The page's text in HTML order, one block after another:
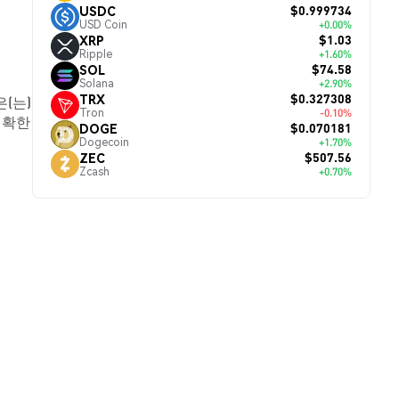
(는)
한
USDC
USD Coin
$0.999734
+0.00%
XRP
Ripple
$1.03
+1.60%
SOL
Solana
$74.58
+2.90%
TRX
Tron
$0.327308
-0.10%
DOGE
Dogecoin
$0.070181
+1.70%
ZEC
Zcash
$507.56
+0.70%